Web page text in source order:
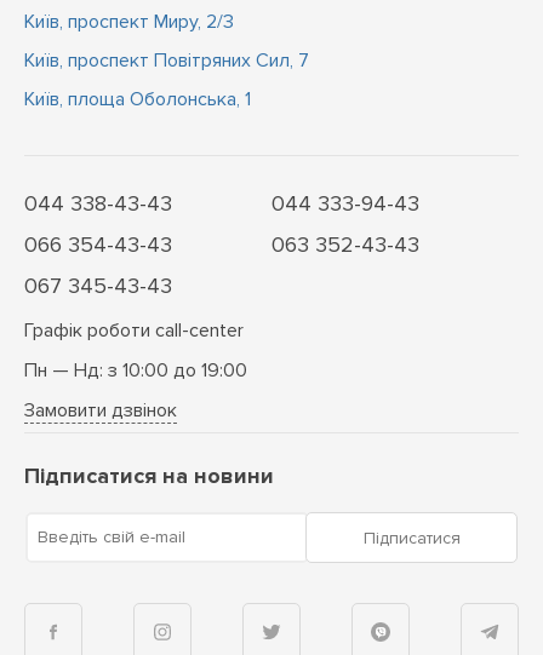
Київ, проспект Миру, 2/3
Київ, проспект Повітряних Сил, 7
Київ, площа Оболонська, 1
044 338-43-43
044 333-94-43
066 354-43-43
063 352-43-43
067 345-43-43
Графік роботи call-center
Пн — Нд: з 10:00 до 19:00
Замовити дзвінок
Підписатися на новини
Введіть свій e-mail Підписатися